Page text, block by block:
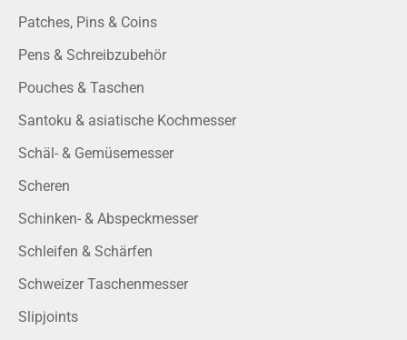
Patches, Pins & Coins
Pens & Schreibzubehör
Pouches & Taschen
Santoku & asiatische Kochmesser
Schäl- & Gemüsemesser
Scheren
Schinken- & Abspeckmesser
Schleifen & Schärfen
Schweizer Taschenmesser
Slipjoints